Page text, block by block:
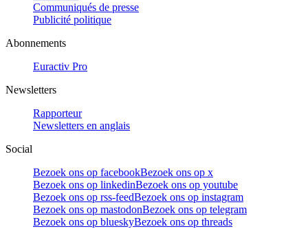
Communiqués de presse
Publicité politique
Abonnements
Euractiv Pro
Newsletters
Rapporteur
Newsletters en anglais
Social
Bezoek ons op facebookBezoek ons op x
Bezoek ons op linkedinBezoek ons op youtube
Bezoek ons op rss-feedBezoek ons op instagram
Bezoek ons op mastodonBezoek ons op telegram
Bezoek ons op blueskyBezoek ons op threads